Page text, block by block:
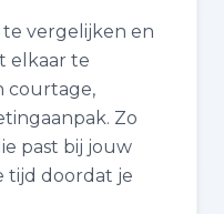
vergelijken en
elkaar te
courtage,
Zo
past bij jouw
tijd doordat je